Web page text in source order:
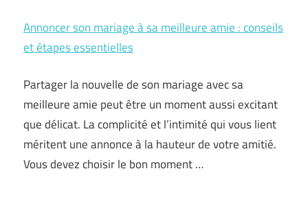
Annoncer son mariage à sa meilleure amie : conseils
et étapes essentielles
Partager la nouvelle de son mariage avec sa
meilleure amie peut être un moment aussi excitant
que délicat. La complicité et l’intimité qui vous lient
méritent une annonce à la hauteur de votre amitié.
Vous devez choisir le bon moment …